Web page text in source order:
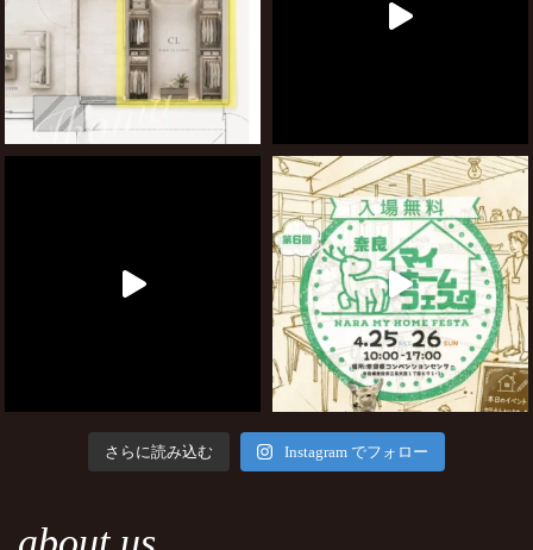
さらに読み込む Instagram でフォロー